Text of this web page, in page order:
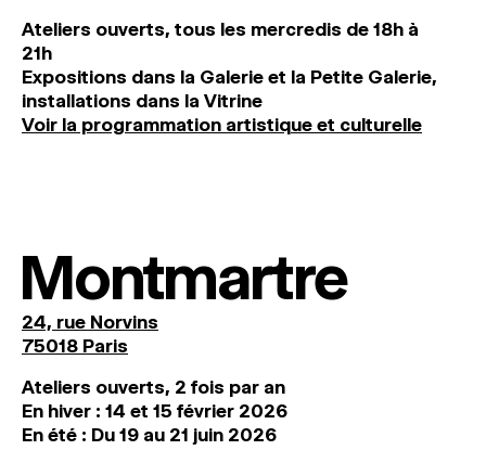
Ateliers ouverts, tous les mercredis de 18h à
21h
Expositions dans la Galerie et la Petite Galerie,
installations dans la Vitrine
Voir la programmation artistique et culturelle
Montmartre
24, rue Norvins
75018 Paris
Ateliers ouverts, 2 fois par an
En hiver : 14 et 15 février 2026
En été : Du 19 au 21 juin 2026